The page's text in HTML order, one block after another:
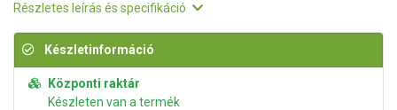
Részletes leírás és specifikáció
Készletinformáció
Központi raktár
Készleten van a termék